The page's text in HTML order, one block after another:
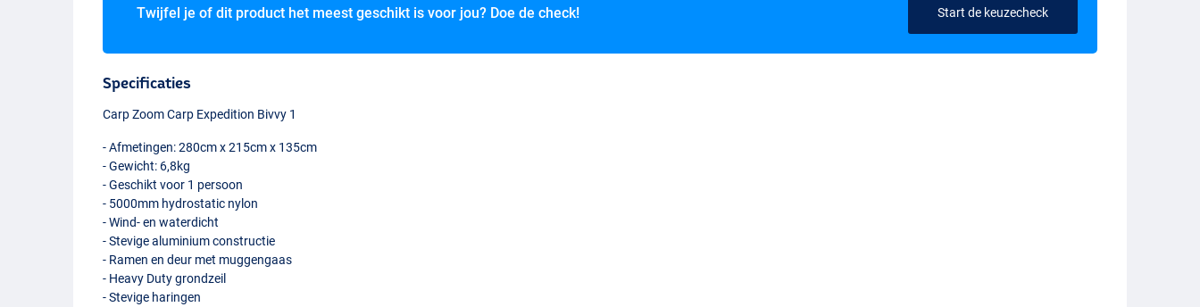
Twijfel je of dit product het meest geschikt is voor jou? Doe de check! Start de keuzecheck
Specificaties
Carp Zoom Carp Expedition Bivvy 1
- Afmetingen: 280cm x 215cm x 135cm
- Gewicht: 6,8kg
- Geschikt voor 1 persoon
- 5000mm hydrostatic nylon
- Wind- en waterdicht
- Stevige aluminium constructie
- Ramen en deur met muggengaas
- Heavy Duty grondzeil
- Stevige haringen